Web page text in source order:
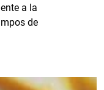
a la
de